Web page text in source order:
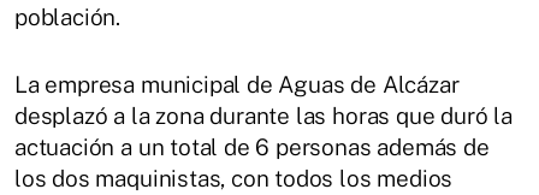
población.
La empresa municipal de Aguas de Alcázar
desplazó a la zona durante las horas que duró la
actuación a un total de 6 personas además de
los dos maquinistas, con todos los medios